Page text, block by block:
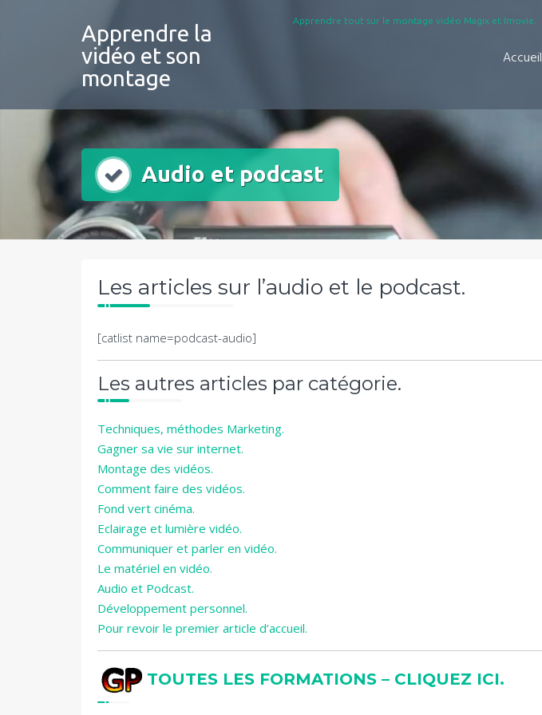
Apprendre la
vidéo et son
montage
Apprendre tout sur le montage vidéo Magix et Imovie.
Accueil
Audio et podcast
Les articles sur l’audio et le podcast.
[catlist name=podcast-audio]
Les autres articles par catégorie.
Techniques, méthodes Marketing.
Gagner sa vie sur internet.
Montage des vidéos.
Comment faire des vidéos.
Fond vert cinéma.
Eclairage et lumière vidéo.
Communiquer et parler en vidéo.
Le matériel en vidéo.
Audio et Podcast.
Développement personnel.
Pour revoir le premier article d’accueil.
TOUTES LES FORMATIONS – CLIQUEZ ICI.